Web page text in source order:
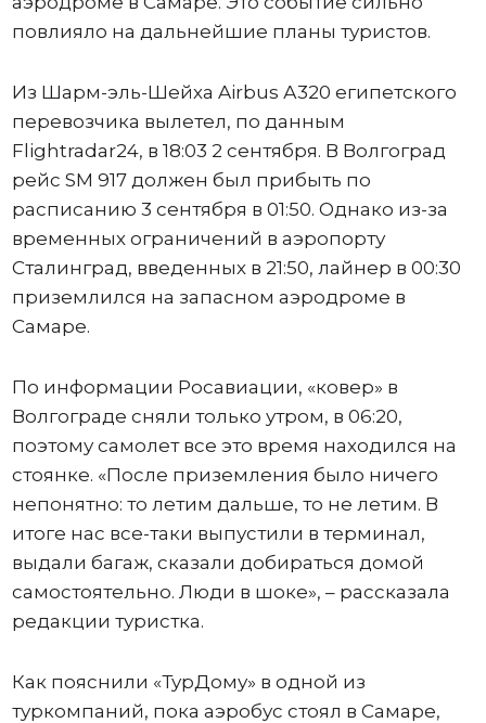
повлияло на дальнейшие планы туристов.
Из Шарм-эль-Шейха Airbus А320 египетского
перевозчика вылетел, по данным
Flightradar24, в 18:03 2 сентября. В Волгоград
рейс SM 917 должен был прибыть по
расписанию 3 сентября в 01:50. Однако из-за
временных ограничений в аэропорту
Сталинград, введенных в 21:50, лайнер в 00:30
приземлился на запасном аэродроме в
Самаре.
По информации Росавиации, «ковер» в
Волгограде сняли только утром, в 06:20,
поэтому самолет все это время находился на
стоянке. «После приземления было ничего
непонятно: то летим дальше, то не летим. В
итоге нас все-таки выпустили в терминал,
выдали багаж, сказали добираться домой
самостоятельно. Люди в шоке», – рассказала
редакции туристка.
Как пояснили «ТурДому» в одной из
туркомпаний, пока аэробус стоял в Самаре,